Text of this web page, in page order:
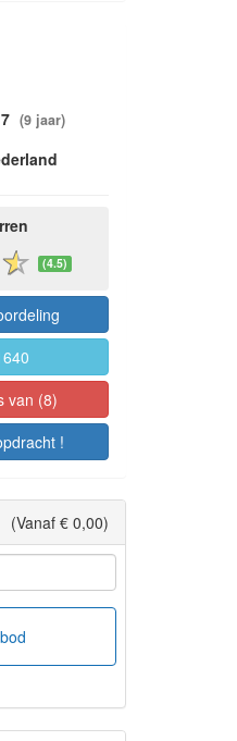
(9 jaar)
(4.5)
van (8)
!
(Vanaf € 0,00)